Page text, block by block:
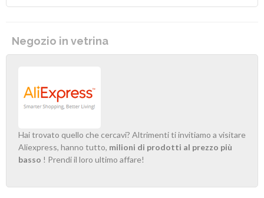
Negozio in vetrina
Hai trovato quello che cercavi? Altrimenti ti invitiamo a visitare
Aliexpress, hanno tutto, milioni di prodotti al prezzo più
basso ! Prendi il loro ultimo affare!